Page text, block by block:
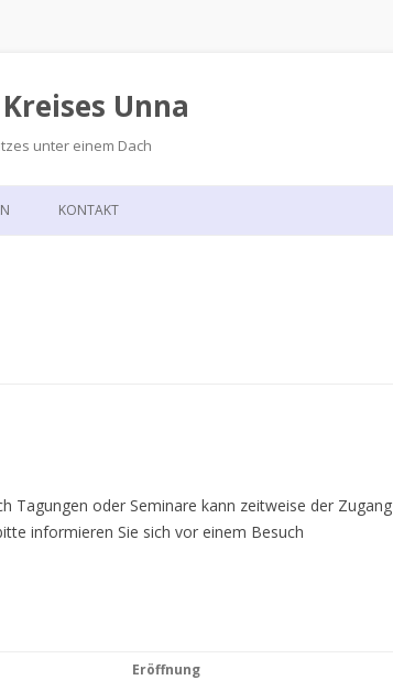
Unna
unter einem Dach
Zum
KONTAKT
Tagungen oder Seminare kann zeitweise der Zugang
informieren Sie sich vor einem Besuch
Eröffnung